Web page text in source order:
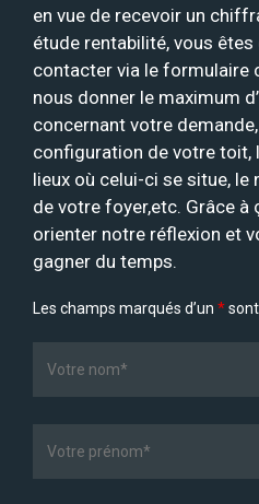
en vue de recevoir un
étude rentabilité, vous
contacter via le formulaire
nous donner le maximum
concernant votre
configuration de votre toit,
lieux où celui-ci se situe, le
de votre foyer,etc. Grâce à
orienter notre réflexion et
gagner du temps.
Les champs marqués d’un *